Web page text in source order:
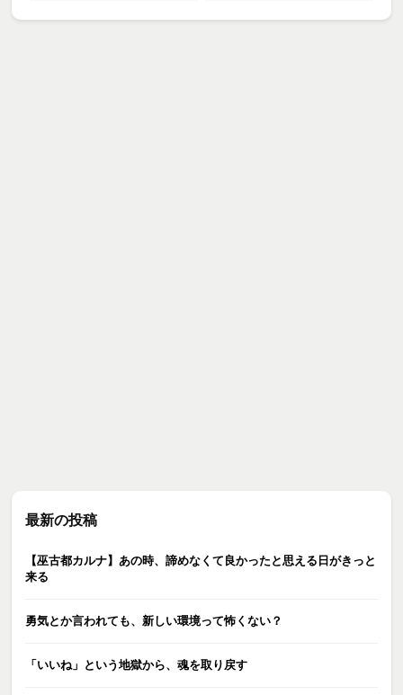
最新の投稿
【巫古都カルナ】あの時、諦めなくて良かったと思える日がきっと
来る
勇気とか言われても、新しい環境って怖くない？
「いいね」という地獄から、魂を取り戻す